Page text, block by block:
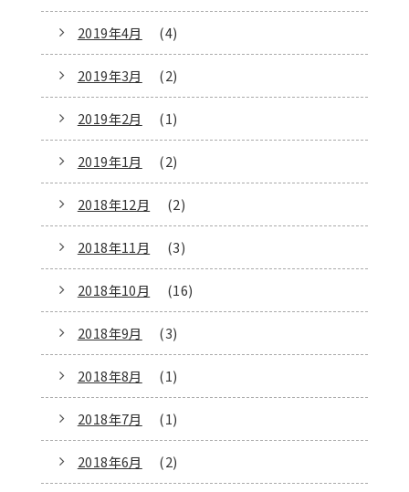
2019年4月 (4)
2019年3月 (2)
2019年2月 (1)
2019年1月 (2)
2018年12月 (2)
2018年11月 (3)
2018年10月 (16)
2018年9月 (3)
2018年8月 (1)
2018年7月 (1)
2018年6月 (2)